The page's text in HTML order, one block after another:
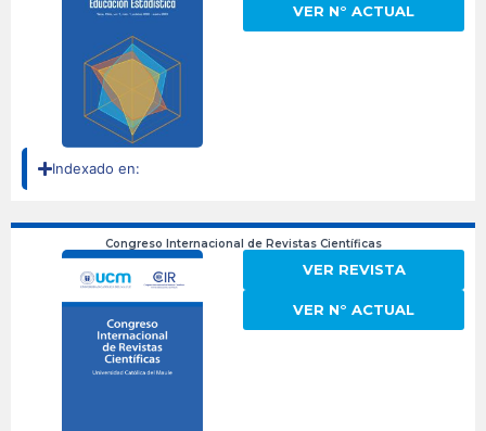
VER N° ACTUAL
Indexado en:
Congreso Internacional de Revistas Científicas
VER REVISTA
VER N° ACTUAL